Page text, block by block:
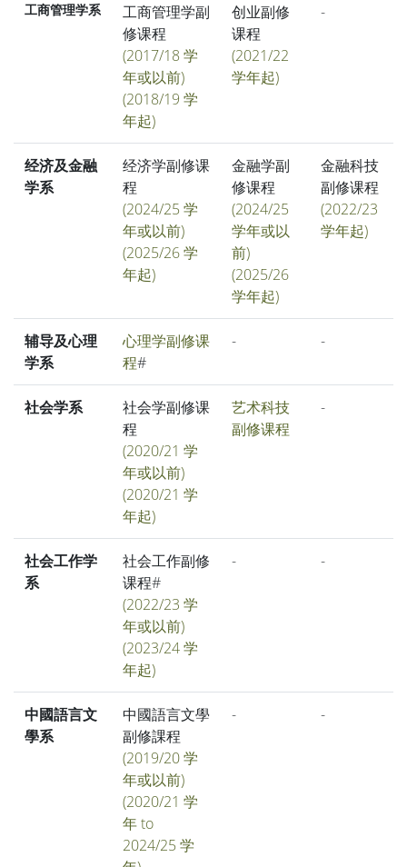
工商管理学系
工商管理学副
修课程
(2017/18 学
年或以前)
(2018/19 学
年起)
创业副修
课程
(2021/22
学年起)
-
经济及金融
学系
经济学副修课
程
(2024/25 学
年或以前)
(2025/26 学
年起)
金融学副
修课程
(2024/25
学年或以
前)
(2025/26
学年起)
金融科技
副修课程
(2022/23
学年起)
辅导及心理
学系
心理学副修课
程#
- -
社会学系
社会学副修课
程
(2020/21 学
年或以前)
(2020/21 学
年起)
艺术科技
副修课程
-
社会工作学
系
社会工作副修
课程#
(2022/23 学
年或以前)
(2023/24 学
年起)
- -
中國語言文
學系
中國語言文學
副修課程
(2019/20 学
年或以前)
(2020/21 学
年 to
2024/25 学
- -